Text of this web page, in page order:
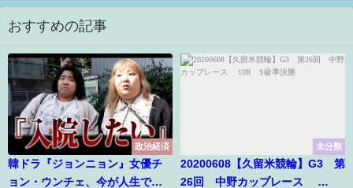
おすすめの記事
政治経済
韓ドラ『ジョンニョン』女優チ
ョン・ウンチェ、今が人生で一
未分類
20200608【久留米競輪】G3 第
26回 中野カップレース